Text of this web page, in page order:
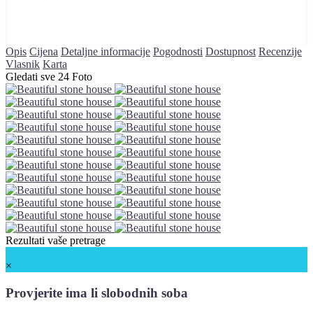
Opis Cijena Detaljne informacije Pogodnosti Dostupnost Recenzije
Vlasnik Karta
Gledati sve 24 Foto
Rezultati vaše pretrage
×
Provjerite ima li slobodnih soba